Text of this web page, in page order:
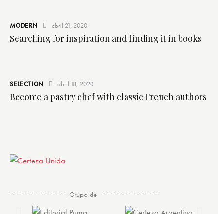
MODERN abril 21, 2020
Searching for inspiration and finding it in books
SELECTION abril 18, 2020
Become a pastry chef with classic French authors
Grupo de